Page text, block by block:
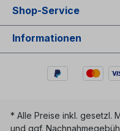
Shop-Service
Informationen
* Alle Preise inkl. gesetzl.
und ggf.